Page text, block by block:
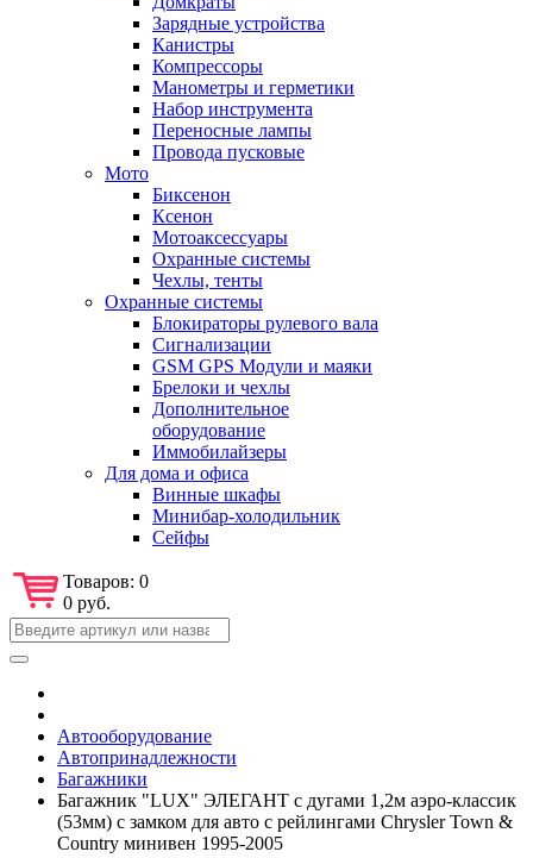
Зарядные устройства
Канистры
Компрессоры
Манометры и герметики
Набор инструмента
Переносные лампы
Провода пусковые
Мото
Биксенон
Ксенон
Мотоаксессуары
Охранные системы
Чехлы, тенты
Охранные системы
Блокираторы рулевого вала
Сигнализации
GSM GPS Модули и маяки
Брелоки и чехлы
Дополнительное
оборудование
Иммобилайзеры
Для дома и офиса
Винные шкафы
Минибар-холодильник
Сейфы
Товаров: 0
0 руб.
Автооборудование
Автопринадлежности
Багажники
Багажник "LUX" ЭЛЕГАНТ с дугами 1,2м аэро-классик
(53мм) с замком для авто с рейлингами Chrysler Town &
Country минивен 1995-2005